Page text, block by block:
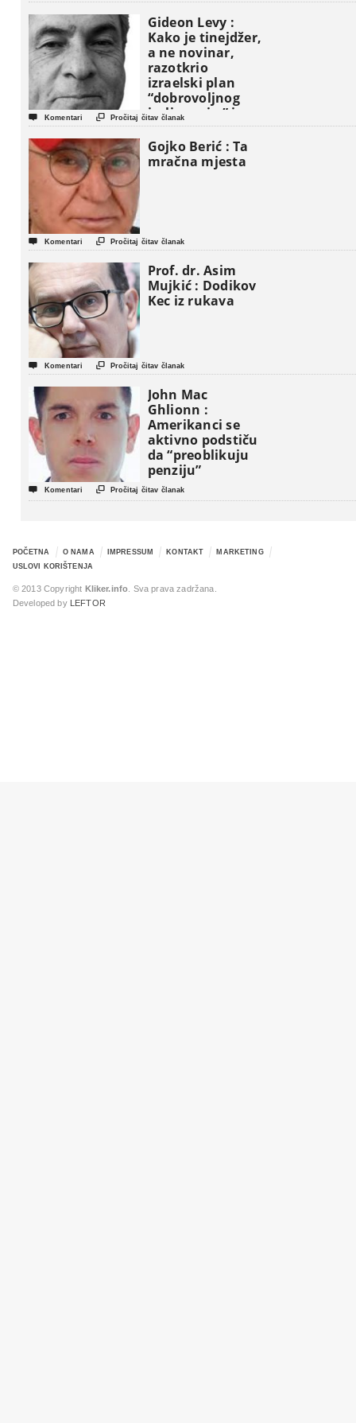
Gideon Levy :
Kako je tinejdžer,
a ne novinar,
razotkrio
izraelski plan
“dobrovoljnog
iseljavanja ” iz
Gaze
 Komentari  Pročitaj čitav članak
Gojko Berić : Ta
mračna mjesta
 Komentari  Pročitaj čitav članak
Prof. dr. Asim
Mujkić : Dodikov
Kec iz rukava
 Komentari  Pročitaj čitav članak
John Mac
Ghlionn :
Amerikanci se
aktivno podstiču
da “preoblikuju
penziju”
 Komentari  Pročitaj čitav članak
POČETNA O NAMA IMPRESSUM KONTAKT
MARKETING
USLOVI KORIŠTENJA
© 2013 Copyright Kliker.info . Sva prava zadržana.
Developed by
LEFTOR